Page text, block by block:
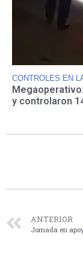
CONTROLES EN
y controlaron
ANTERIOR